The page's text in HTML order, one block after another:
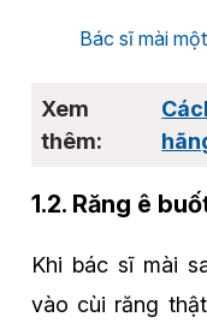
Bác sĩ mài
1.2. Răng ê
Khi bác sĩ mài
vào cùi răng